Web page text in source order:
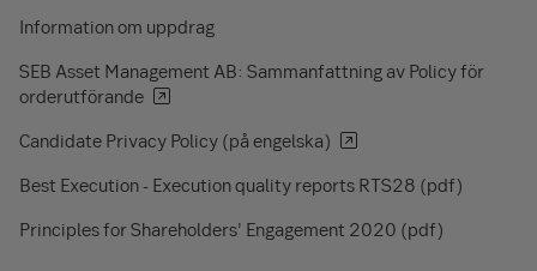
Information om uppdrag
SEB Asset Management AB: Sammanfattning av Policy för
orderutförande
Candidate Privacy Policy (på engelska)
Best Execution - Execution quality reports RTS28 (pdf)
Principles for Shareholders’ Engagement 2020 (pdf)